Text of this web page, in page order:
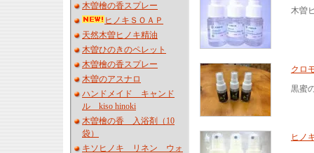
木曽檜の香スプレー
ヒノキＳＯＡＰ
天然木曽ヒノキ精油
木曽ひのきのペレット
木曽檜の香スプレー
木曽のアスナロ
ハンドメイド キャンド
ル kiso hinoki
木曽檜の香 入浴剤（10
袋）
キソヒノキ リネン ウォ
木曽
クロ
黒蜜
ヒノ